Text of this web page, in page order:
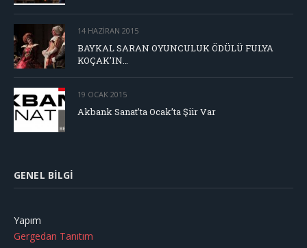
14 HAZIRAN 2015
BAYKAL SARAN OYUNCULUK ÖDÜLÜ FULYA
KOÇAK’IN…
19 OCAK 2015
Akbank Sanat’ta Ocak’ta Şiir Var
GENEL BILGI
Yapım
Gergedan Tanıtım